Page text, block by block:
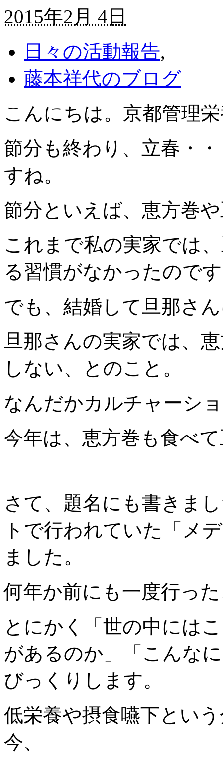
2015年2月 4日
日々の活動報告,
藤本祥代のブログ
こんにちは。京都管理
節分も終わり、立春・
すね。
節分といえば、恵方巻
これまで私の実家では
る習慣がなかったので
でも、結婚して旦那さ
旦那さんの実家では、
しない、とのこと。
なんだかカルチャーシ
今年は、恵方巻も食べ
さて、題名にも書きま
トで行われていた「メ
ました。
何年か前にも一度行っ
とにかく「世の中には
があるのか」「こんな
びっくりします。
低栄養や摂食嚥下とい
今、